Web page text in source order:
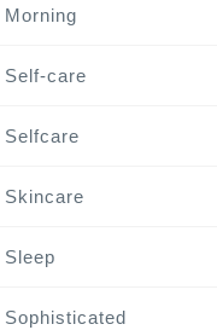
Morning
Self-care
Selfcare
Skincare
Sleep
Sophisticated